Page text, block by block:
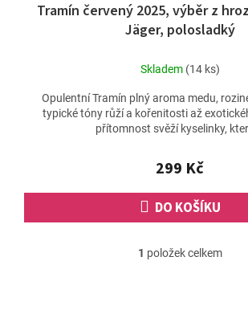
Tramín červený 2025, výběr z
Jäger, polosladký
Skladem (14 ks)
299 Kč
DO KOŠÍKU
Opulentní Tramín plný aroma medu,
typické tóny růží a kořenitosti až
přítomnost svěží kyselinky,
O
1 položek celkem